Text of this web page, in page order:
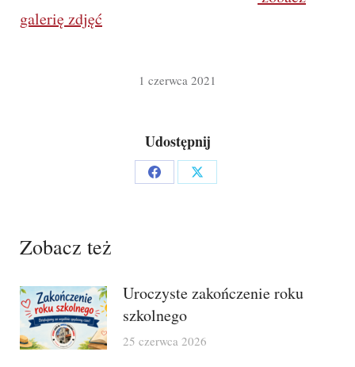
galerię zdjęć
1 czerwca 2021
Udostępnij
Share
Share
Zobacz też
Uroczyste zakończenie roku
szkolnego
25 czerwca 2026